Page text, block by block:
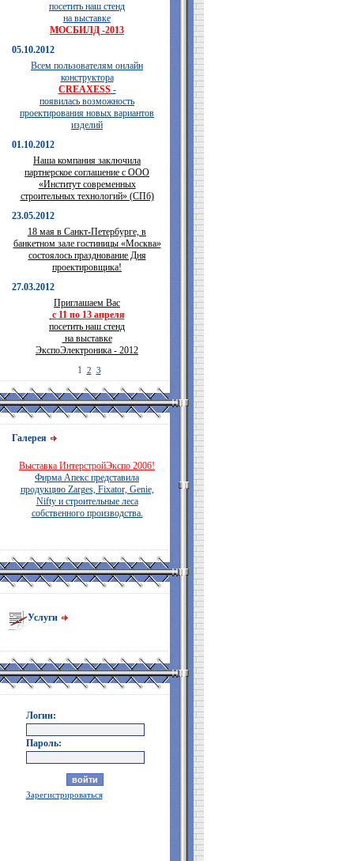
посетить наш стенд
на выставке
МОСБИЛД -2013
05.10.2012
Всем пользователям онлайн
конструктора
CREAXESS-
появилась возможность
проектирования новых вариантов
изделий
01.10.2012
Наша компания заключила
партнерское соглашение с ООО
«Институт современных
строительных технологий» (СПб)
23.05.2012
18 мая в Санкт-Петербурге, в
банкетном зале гостиницы «Москва»
состоялось празднование Дня
проектировщика!
27.03.2012
Приглашаем Вас
с 11 по 13 апреля
посетить наш стенд
на выставке
ЭкспоЭлектроника - 2012
1 2 3
Галерея
Выставка ИнтерстройЭкспо 2006!
Фирма Апекс представила
продукцию Zarges, Fixator, Genie,
Nifty и строительные леса
собственного производства.
Услуги
Логин:
Пароль:
Зарегистрироваться